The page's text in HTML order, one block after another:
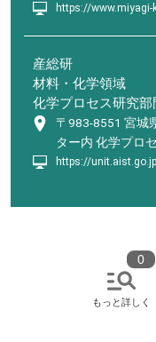
https://www.miyagi-
産総研
材料・化学領域
化学プロセス研究部
〒983-8551 宮城
ター内 化学プロ
https://
もっと詳しく
0